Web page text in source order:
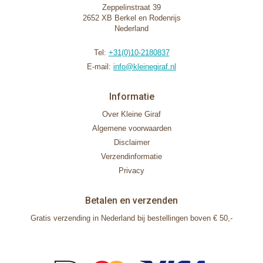
Zeppelinstraat 39
2652 XB Berkel en Rodenrijs
Nederland
Tel: +31(0)10-2180837
E-mail: info@kleinegiraf.nl
Informatie
Over Kleine Giraf
Algemene voorwaarden
Disclaimer
Verzendinformatie
Privacy
Betalen en verzenden
Gratis verzending in Nederland bij bestellingen boven € 50,-